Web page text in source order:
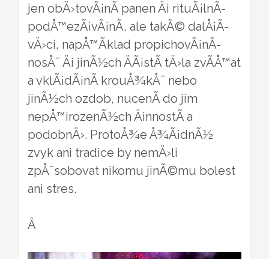
jen obÄ›tovÃ¡nÃ­ panen Äi rituÃ¡lnÃ­
podÅ™ezÃ¡vÃ¡nÃ­, ale takÃ© dalÅ¡Ã­
vÄ›ci, napÅ™Ã­klad propichovÃ¡nÃ­
nosÅ¯ Äi jinÃ½ch ÄÃ¡stÃ­ tÄ›la zvÃ­Å™at
a vklÃ¡dÃ¡nÃ­ krouÅ¾kÅ¯ nebo
jinÃ½ch ozdob, nucenÃ­ do jim
nepÅ™irozenÃ½ch ÄinnostÃ­ a
podobnÄ›. ProtoÅ¾e Å¾Ã¡dnÃ½
zvyk ani tradice by nemÄ›li
zpÅ¯sobovat nikomu jinÃ©mu bolest
ani stres.
Â